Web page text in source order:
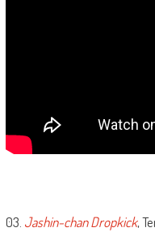
03. Jashin-chan Dropkick,